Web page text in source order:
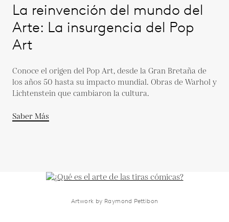
La reinvención del mundo del
Arte: La insurgencia del Pop
Art
Conoce el origen del Pop Art, desde la Gran Bretaña de
los años 50 hasta su impacto mundial. Obras de Warhol y
Lichtenstein que cambiaron la cultura.
Saber Más
Artwork by Raymond Pettibon